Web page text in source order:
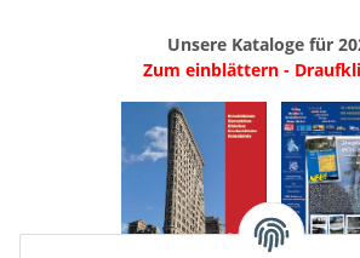
Unsere Kataloge für
Zum einblättern -
. ..